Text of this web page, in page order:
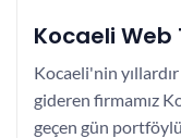
Kocaeli Web
Kocaeli'nin
gideren firmamız
geçen gün